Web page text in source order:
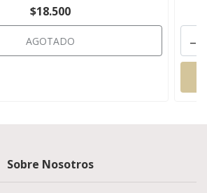
$18.500
AGOTADO -
Sobre Nosotros